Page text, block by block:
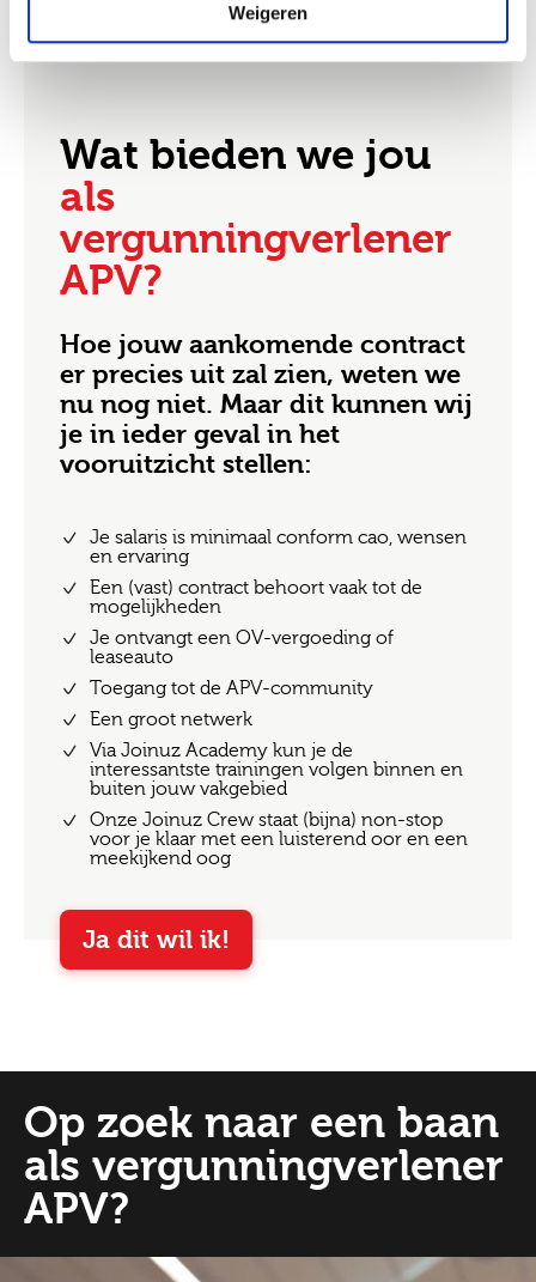
Weigeren
Wat bieden we jou
als
vergunningverlener
APV?
Hoe jouw aankomende contract
er precies uit zal zien, weten we
nu nog niet. Maar dit kunnen wij
je in ieder geval in het
vooruitzicht stellen:
Je salaris is minimaal conform cao, wensen
en ervaring
Een (vast) contract behoort vaak tot de
mogelijkheden
Je ontvangt een OV-vergoeding of
leaseauto
Toegang tot de APV-community
Een groot netwerk
Via Joinuz Academy kun je de
interessantste trainingen volgen binnen en
buiten jouw vakgebied
Onze Joinuz Crew staat (bijna) non-stop
voor je klaar met een luisterend oor en een
meekijkend oog
Ja dit wil ik!
Op zoek naar een baan
als vergunningverlener
APV?